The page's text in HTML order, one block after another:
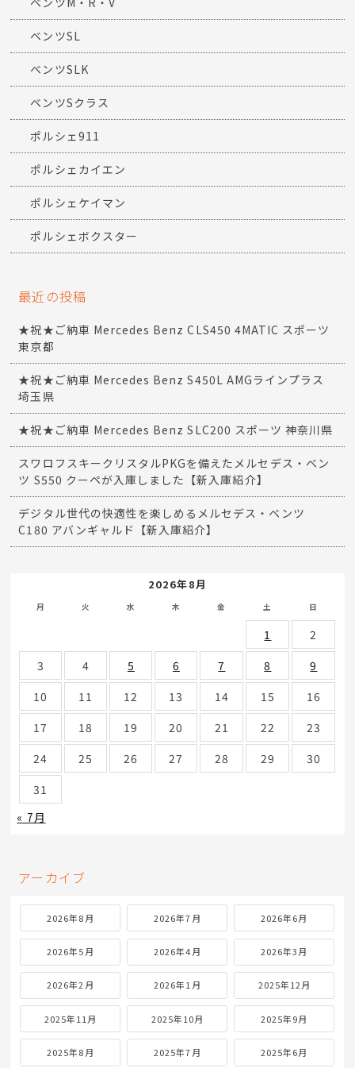
ベンツSL
ベンツSLK
ベンツSクラス
ポルシェ911
ポルシェカイエン
ポルシェケイマン
ポルシェボクスター
最近の投稿
★祝★ご納車 Mercedes Benz CLS450 4MATIC スポーツ
東京都
★祝★ご納車 Mercedes Benz S450L AMGラインプラス
埼玉県
★祝★ご納車 Mercedes Benz SLC200 スポーツ 神奈川県
スワロフスキークリスタルPKGを備えたメルセデス・ベン
ツ S550 クーペが入庫しました【新入庫紹介】
デジタル世代の快適性を楽しめるメルセデス・ベンツ
C180 アバンギャルド【新入庫紹介】
2026年8月
月 火 水 木 金 土 日
1
2
3
4 5 6 7 8
9
10
11 12 13 14 15
16
17
18 19 20 21 22
23
24
25 26 27 28 29
30
31
« 7月
アーカイブ
2026年8月 2026年7月 2026年6月
2026年5月 2026年4月 2026年3月
2026年2月 2026年1月 2025年12月
2025年11月 2025年10月 2025年9月
2025年8月 2025年7月 2025年6月